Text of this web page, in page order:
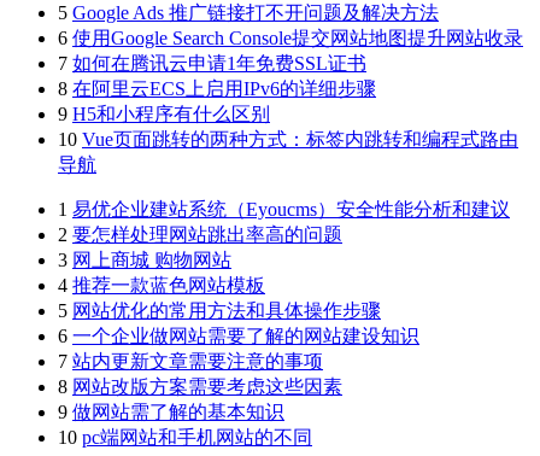
5 Google Ads 推广链接打不开问题及解决方法
6 使用Google Search Console提交网站地图提升网站收录
7 如何在腾讯云申请1年免费SSL证书
8 在阿里云ECS上启用IPv6的详细步骤
9 H5和小程序有什么区别
10 Vue页面跳转的两种方式：标签内跳转和编程式路由
导航
1 易优企业建站系统（Eyoucms）安全性能分析和建议
2 要怎样处理网站跳出率高的问题
3 网上商城 购物网站
4 推荐一款蓝色网站模板
5 网站优化的常用方法和具体操作步骤
6 一个企业做网站需要了解的网站建设知识
7 站内更新文章需要注意的事项
8 网站改版方案需要考虑这些因素
9 做网站需了解的基本知识
10 pc端网站和手机网站的不同